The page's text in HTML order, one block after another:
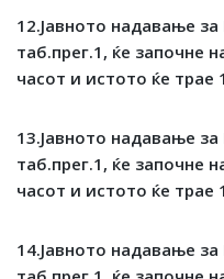
1 2.Јавното надавање за
таб.прег.1, ќе започне
часот и истото ќе трае
13.Јавното надавање за
таб.прег.1, ќе започне
часот и истото ќе трае
1 4.Јавното надавање за